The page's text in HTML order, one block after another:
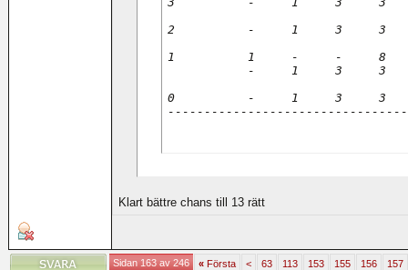
2          -     1     3     3
1          1     -     -     8
-     1     3
0          -     1     3
Klart bättre chans till 13 rätt
Sidan 163 av 246 «Första < 63 113 153 155 156 157